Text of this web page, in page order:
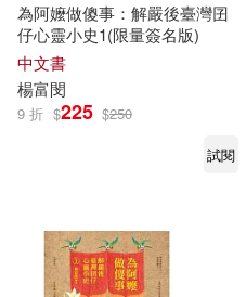
為阿嬤做傻事：解嚴後臺灣囝
仔心靈小史1(限量簽名版)
中文書
楊富閔
9 折 $225 $250
試閱